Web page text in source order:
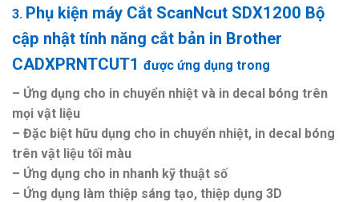
3. Phụ kiện máy Cắt ScanNcut SDX1200 Bộ
cập nhật tính năng cắt bản in Brother
CADXPRNTCUT1 được ứng dụng trong
– Ứng dụng cho in chuyển nhiệt và in decal bóng trên
mọi vật liệu
– Đặc biệt hữu dụng cho in chuyển nhiệt, in decal bóng
trên vật liệu tối màu
– Ứng dụng cho in nhanh kỹ thuật số
– Ứng dụng làm thiệp sáng tạo, thiệp dụng 3D